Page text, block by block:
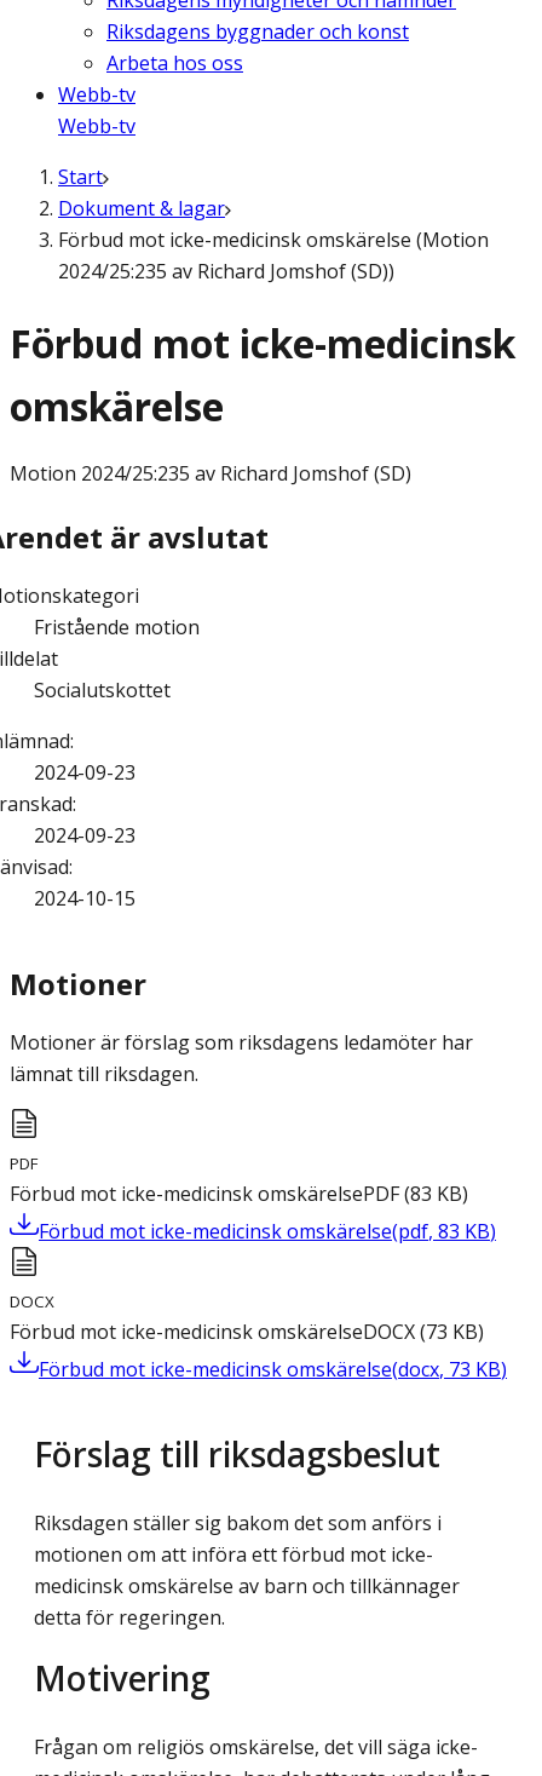
Riksdagens byggnader och konst
Arbeta hos oss
Webb-tv
Webb-tv
Start
Dokument & lagar
Förbud mot icke-medicinsk omskärelse (Motion
2024/25:235 av Richard Jomshof (SD))
Förbud mot icke-medicinsk
omskärelse
Motion 2024/25:235 av Richard Jomshof (SD)
är avslutat
Fristående motion
Socialutskottet
:
2024-09-23
:
2024-09-23
:
2024-10-15
Motioner
Motioner är förslag som riksdagens ledamöter har
lämnat till riksdagen.
PDF
Förbud mot icke-medicinsk omskärelsePDF(83 KB)
Förbud mot icke-medicinsk omskärelse(pdf, 83 KB)
DOCX
Förbud mot icke-medicinsk omskärelseDOCX(73 KB)
Förbud mot icke-medicinsk omskärelse(docx, 73 KB)
Förslag till riksdagsbeslut
Riksdagen ställer sig bakom det som anförs i
motionen om att införa ett förbud mot icke-
medicinsk omskärelse av barn och tillkännager
detta för regeringen.
Motivering
Frågan om religiös omskärelse, det vill säga icke-